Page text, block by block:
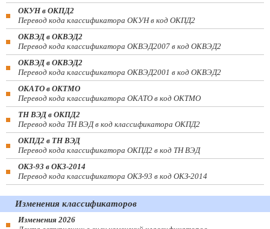
ОКУН в ОКПД2
Перевод кода классификатора ОКУН в код ОКПД2
ОКВЭД в ОКВЭД2
Перевод кода классификатора ОКВЭД2007 в код ОКВЭД2
ОКВЭД в ОКВЭД2
Перевод кода классификатора ОКВЭД2001 в код ОКВЭД2
ОКАТО в ОКТМО
Перевод кода классификатора ОКАТО в код ОКТМО
ТН ВЭД в ОКПД2
Перевод кода ТН ВЭД в код классификатора ОКПД2
ОКПД2 в ТН ВЭД
Перевод кода классификатора ОКПД2 в код ТН ВЭД
ОКЗ-93 в ОКЗ-2014
Перевод кода классификатора ОКЗ-93 в код ОКЗ-2014
Изменения классификаторов
Изменения 2026